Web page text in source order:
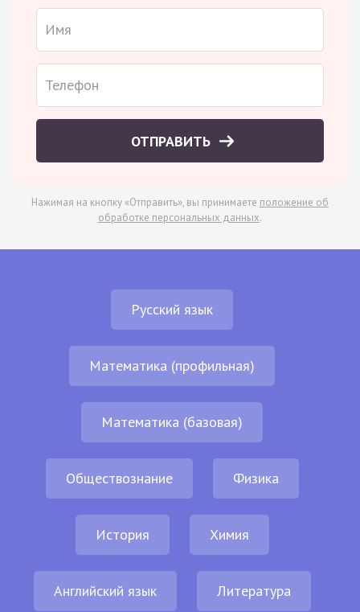
ОТПРАВИТЬ
Нажимая на кнопку «Отправить», вы принимаете положение об
обработке персональных данных.
Русский язык
Математика (профильная)
Математика (базовая)
Обществознание Физика
История Химия
Английский язык Литература